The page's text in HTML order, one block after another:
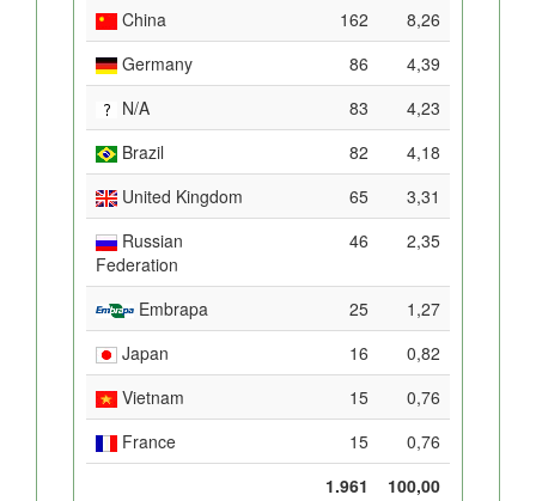
China 162
8,26
Germany
86
4,39
N/A
83
4,23
Brazil
82
4,18
United Kingdom
65
3,31
Russian
Federation
46 2,35
Embrapa 25
1,27
Japan
16
0,82
Vietnam
15
0,76
France
15
0,76
1.961
100,00